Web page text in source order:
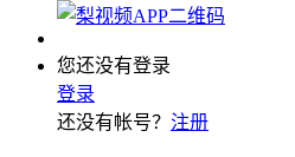
您还没有登录
登录
还没有帐号？ 注册